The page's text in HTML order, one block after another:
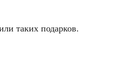
таких подарков.